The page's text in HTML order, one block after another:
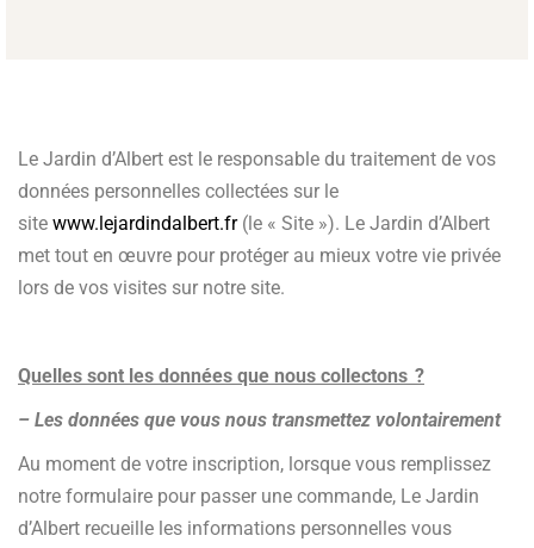
Le Jardin d’Albert est le responsable du traitement de vos
données personnelles collectées sur le
site www.lejardindalbert.fr(le « Site »). Le Jardin d’Albert
met tout en œuvre pour protéger au mieux votre vie privée
lors de vos visites sur notre site.
Quelles sont les données que nous collectons ?
– Les données que vous nous transmettez volontairement
Au moment de votre inscription, lorsque vous remplissez
notre formulaire pour passer une commande, Le Jardin
d’Albert recueille les informations personnelles vous